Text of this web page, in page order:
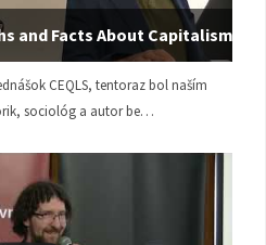
and Facts About Capitalism
CEQLS, tentoraz bol naším
sociológ a autor be…